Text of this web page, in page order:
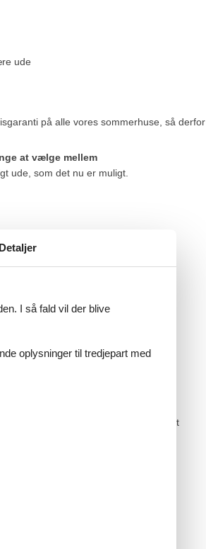
ude
på alle vores sommerhuse, så derfor
at vælge mellem
ude, som det nu er muligt.
og afstressning.
været rigtig badevejr.
det direkte over nettet. Du vil helt
af vores konkurrenter, som udlejer dit
vi dig hele prisforskellen. Summen
kontakt os endelig. Send en mail til
Detaljer
I så fald vil der blive
oplysninger til tredjepart med